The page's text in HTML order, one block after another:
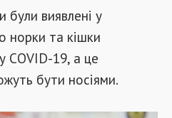
були виявлені у
норки та кішки
COVID-19, а це
бути носіями.